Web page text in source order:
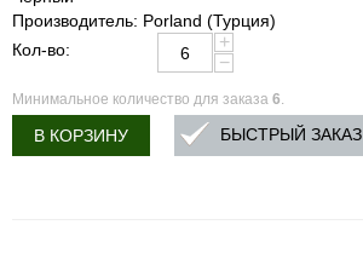
Производитель: Porland (Турция)
Кол-во:
+
−
Минимальное количество для заказа 6.
В КОРЗИНУ БЫСТРЫЙ ЗАКАЗ